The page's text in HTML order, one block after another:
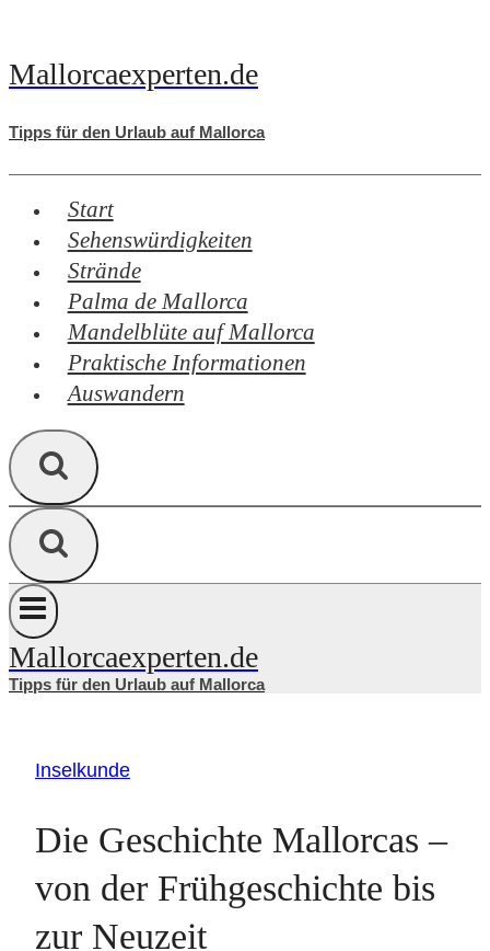
springen
Mallorcaexperten.de
Tipps für den Urlaub auf Mallorca
Start
Sehenswürdigkeiten
Strände
Palma de Mallorca
Mandelblüte auf Mallorca
Praktische Informationen
Auswandern
Mallorcaexperten.de
Tipps für den Urlaub auf Mallorca
Inselkunde
Die Geschichte Mallorcas –
von der Frühgeschichte bis
zur Neuzeit